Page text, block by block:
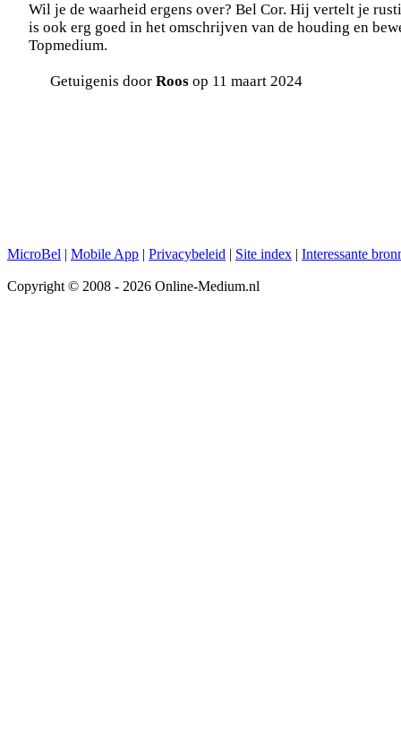
Wil je de waarheid ergens over? Bel Cor. Hij vertelt je
is ook erg goed in het omschrijven van de houding en
Topmedium.
Getuigenis door Roos op 11 maart 2024
MicroBel | Mobile App | Privacybeleid | Site index | Interessante
Copyright © 2008 - 2026 Online-Medium.nl